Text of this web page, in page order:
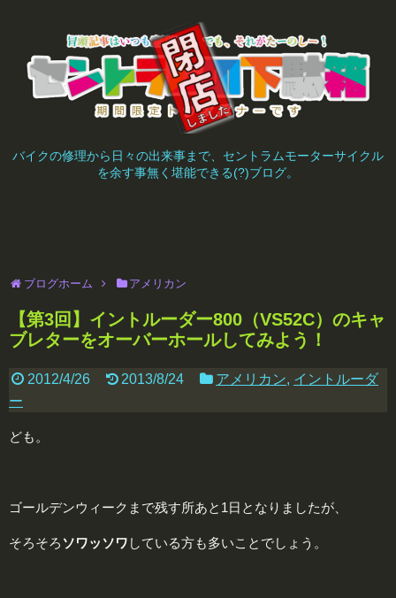
バイクの修理から日々の出来事まで、セントラムモーターサイクル
を余す事無く堪能できる(?)ブログ。
ブログホーム アメリカン
【第3回】イントルーダー800（VS52C）のキャ
ブレターをオーバーホールしてみよう！
2012/4/26 2013/8/24 アメリカン, イントルーダ
ー
ども。
ゴールデンウィークまで残す所あと1日となりましたが、
そろそろ ソワッソワ している方も多いことでしょう。